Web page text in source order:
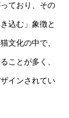
ており、その
込む」象徴と
文化の中で、
ことが多く、
インされてい